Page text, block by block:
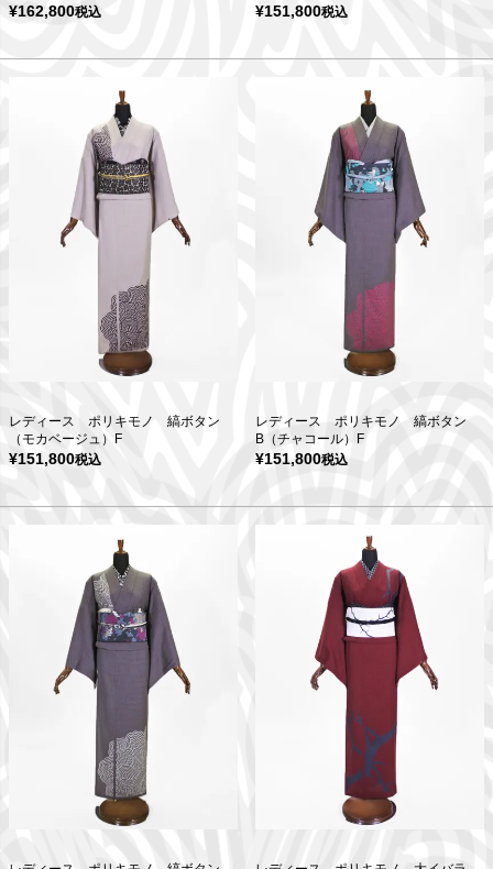
¥162,800税込 ¥151,800税込
レディース ポリキモノ 縞ボタン
（モカベージュ）F
¥151,800税込
レディース ポリキモノ 縞ボタン
B（チャコール）F
¥151,800税込